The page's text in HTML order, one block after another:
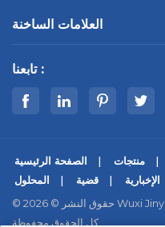
العلامات الساخنة
تابعنا :
الصفحة الرئيسية منتجات
المحلول
قضية الإخبارية
© حقوق النشر © 2026 Wuxi Jinyibo Instrument Technology Co.,Ltd
كل الحقوق محفوظة.